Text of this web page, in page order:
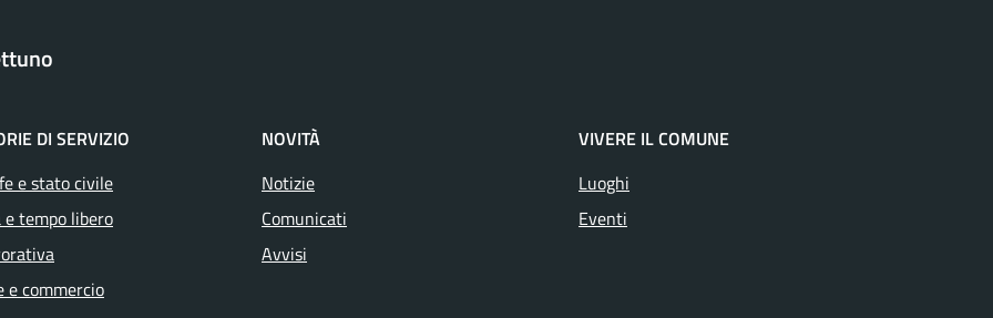
DI SERVIZIO
e stato civile
tempo libero
e commercio
NOVITÀ
Notizie
Comunicati
Avvisi
VIVERE IL COMUNE
Luoghi
Eventi